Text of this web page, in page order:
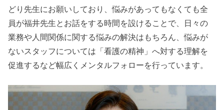
どり先生にお願いしており、悩みがあってもなくても全
員が福井先生とお話をする時間を設けることで、日々の
業務や人間関係に関する悩みの解決はもちろん、悩みが
ないスタッフについては「看護の精神」へ対する理解を
促進するなど幅広くメンタルフォローを行っています。